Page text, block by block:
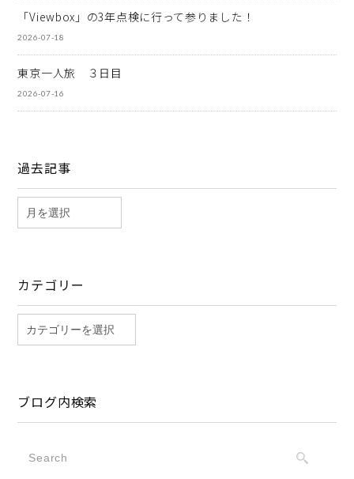
「Viewbox」の3年点検に行って参りました！
2026-07-18
東京一人旅 ３日目
2026-07-16
過去記事
カテゴリー
ブログ内検索